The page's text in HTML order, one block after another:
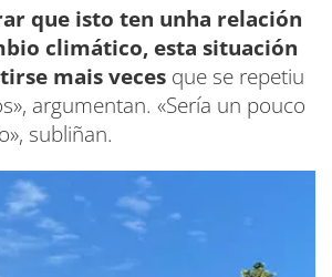
que isto ten unha relación
climático, esta situación
mais veces que se repetiu
argumentan. «Sería un pouco
subliñan.